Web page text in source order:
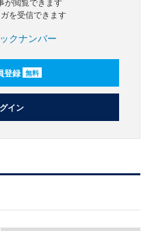
を受信できます
クナンバー
登録 無料
イン